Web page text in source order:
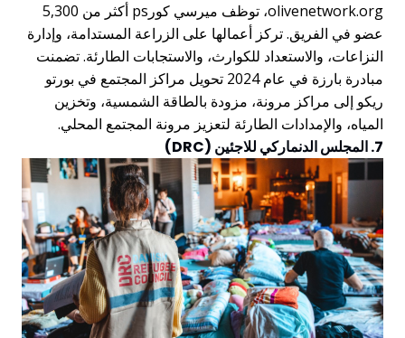
olivenetwork.org، توظف ميرسي كورps أكثر من 5,300
عضو في الفريق. تركز أعمالها على الزراعة المستدامة، وإدارة
النزاعات، والاستعداد للكوارث، والاستجابات الطارئة. تضمنت
مبادرة بارزة في عام 2024 تحويل مراكز المجتمع في بورتو
ريكو إلى مراكز مرونة، مزودة بالطاقة الشمسية، وتخزين
المياه، والإمدادات الطارئة لتعزيز مرونة المجتمع المحلي.
7. المجلس الدنماركي للاجئين (DRC)